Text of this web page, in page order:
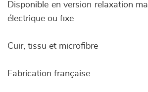
Disponible en version relaxation
électrique ou fixe
Cuir, tissu et microfibre
Fabrication française